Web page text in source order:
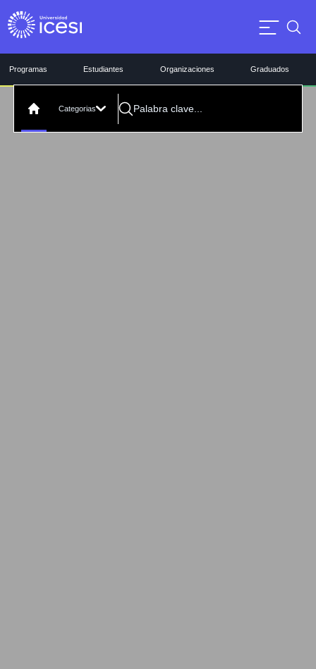
Programas Estudiantes Organizaciones Graduados
Categorias